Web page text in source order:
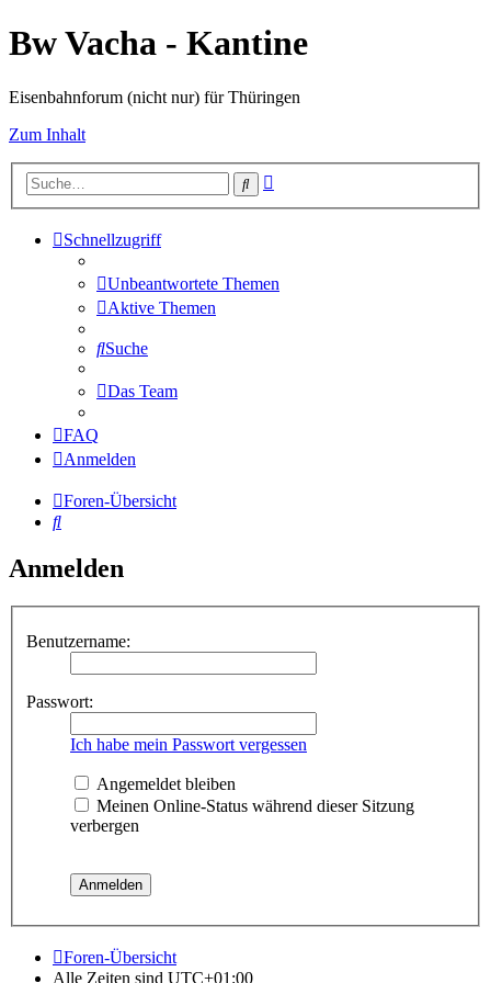
Bw Vacha - Kantine
Eisenbahnforum (nicht nur) für Thüringen
Zum Inhalt
Suche
Schnellzugriff
Unbeantwortete Themen
Aktive Themen
Suche
Das Team
FAQ
Anmelden
Foren-Übersicht
Suche
Anmelden
Benutzername:
Passwort:
Ich habe mein Passwort vergessen
Angemeldet bleiben
Meinen Online-Status während dieser Sitzung
verbergen
Foren-Übersicht
Alle Zeiten sind UTC+01:00